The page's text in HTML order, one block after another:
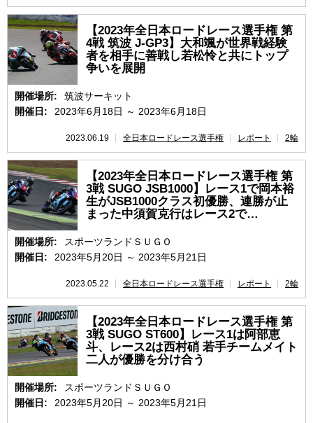
【2023年全日本ロードレース選手権 第
4戦 筑波 J-GP3】大和颯が世界戦経験
者を相手に善戦し若松怜と共にトップ
争いを展開
開催場所:
筑波サーキット
開催日:
2023年6月18日 ～ 2023年6月18日
2023.06.19 全日本ロードレース選手権 レポート 2輪
【2023年全日本ロードレース選手権 第
3戦 SUGO JSB1000】レース1で岡本裕
生がJSB1000クラス初優勝、連勝が止
まった中須賀克行はレース2で…
開催場所:
スポーツランドＳＵＧＯ
開催日:
2023年5月20日 ～ 2023年5月21日
2023.05.22 全日本ロードレース選手権 レポート 2輪
【2023年全日本ロードレース選手権 第
3戦 SUGO ST600】レース1は阿部恵
斗、レース2は西村硝 若手チームメイト
二人が優勝を分け合う
開催場所:
スポーツランドＳＵＧＯ
開催日:
2023年5月20日 ～ 2023年5月21日